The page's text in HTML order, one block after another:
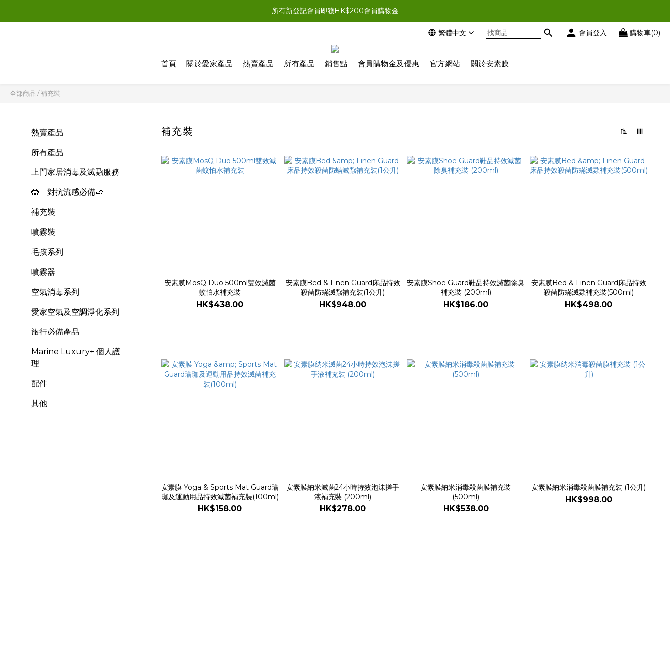
新登記會員結帳時輸入優惠碼「NEWJOIN100」首單滿＄200 即享HK$100即時扣減優惠
所有新登記會員即獲HK$200會員購物金
新登記會員結帳時輸入優惠碼「NEWJOIN100」首單滿＄200 即享HK$100即時扣減優惠
繁體中文 會員登入 購物車(0)
首頁 關於愛家產品 熱賣產品 所有產品 銷售點 會員購物金及優惠 官方網站 關於安素膜
全部商品 /補充裝
熱賣產品
所有產品
上門家居消毒及滅蝨服務
🤲🏻對抗流感必備🦠
補充裝
噴霧裝
毛孩系列
噴霧器
空氣消毒系列
愛家空氣及空調淨化系列
旅行必備產品
Marine Luxury+ 個人護
理
配件
其他
補充裝
安素膜MosQ Duo 500ml雙效滅菌
蚊怕水補充裝
HK$438.00
安素膜Bed & Linen Guard床品持效
殺菌防蟎滅蝨補充裝(1公升)
HK$948.00
安素膜Shoe Guard鞋品持效滅菌除臭
補充裝 (200ml)
HK$186.00
安素膜Bed & Linen Guard床品持效
殺菌防蟎滅蝨補充裝(500ml)
HK$498.00
安素膜 Yoga & Sports Mat Guard瑜
珈及運動用品持效滅菌補充裝(100ml)
HK$158.00
安素膜納米滅菌24小時持效泡沬搓手
液補充裝 (200ml)
HK$278.00
安素膜納米消毒殺菌膜補充裝
(500ml)
HK$538.00
安素膜納米消毒殺菌膜補充裝 (1公升)
HK$998.00